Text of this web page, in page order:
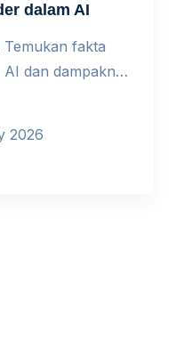
dalam AI
fakta
dan dampaknya
International
Tema
2026